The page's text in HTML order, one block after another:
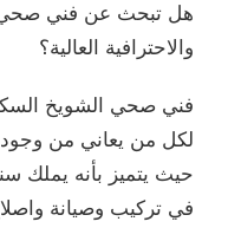
هل تبحث عن فني صحي
والاحترافية العالية؟
فني صحي الشويخ
لكل من يعاني من
حيث يتميز بأنه يملك
في تركيب وصيانة